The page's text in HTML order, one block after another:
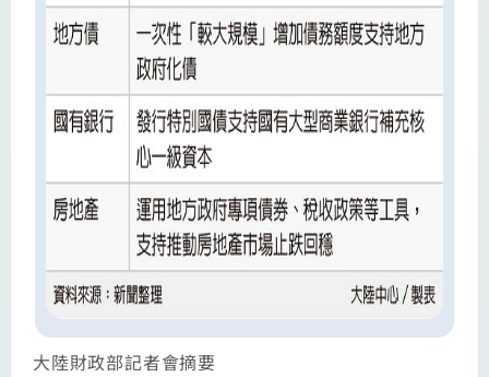
大陸財政部記者會摘要